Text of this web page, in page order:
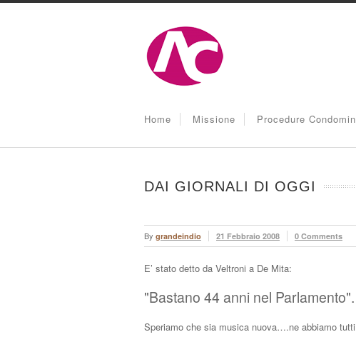
Home Missione Procedure
DAI GIORNALI DI OGGI
By grandeindio 21 Febbraio 2008 0 Comments
E’ stato detto da Veltroni a De Mita:
"Bastano 44 anni nel Parlamento".
Speriamo che sia musica nuova….ne abbiamo